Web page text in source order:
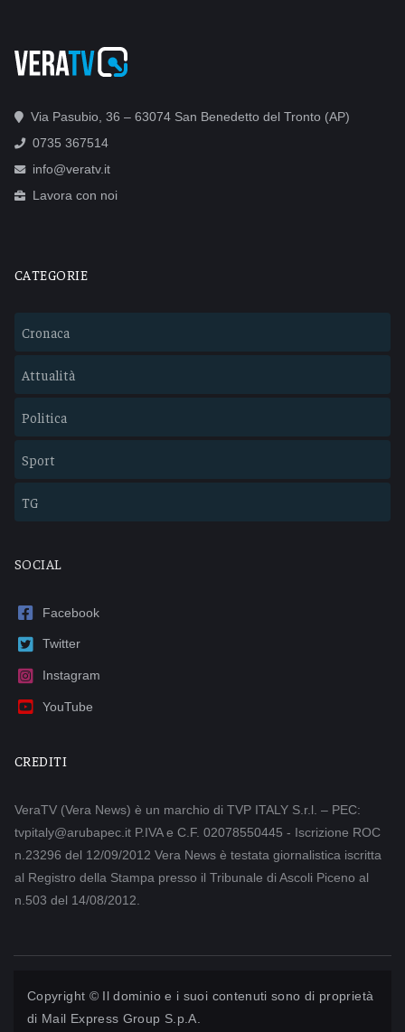
Via Pasubio, 36 – 63074 San Benedetto del Tronto (AP)
0735 367514
info@veratv.it
Lavora con noi
CATEGORIE
Cronaca
Attualità
Politica
Sport
TG
SOCIAL
Facebook
Twitter
Instagram
YouTube
CREDITI
VeraTV (Vera News) è un marchio di TVP ITALY S.r.l. – PEC:
tvpitaly@arubapec.it P.IVA e C.F. 02078550445 - Iscrizione ROC
n.23296 del 12/09/2012 Vera News è testata giornalistica iscritta
al Registro della Stampa presso il Tribunale di Ascoli Piceno al
n.503 del 14/08/2012.
Copyright © Il dominio e i suoi contenuti sono di proprietà
di Mail Express Group S.p.A.